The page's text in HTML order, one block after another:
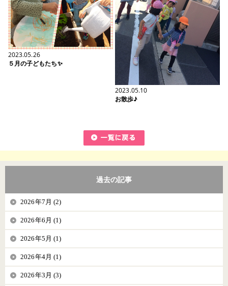
2023.05.26
５月の子どもたち✨
2023.05.10
お散歩♪
過去の記事
2026年7月 (2)
2026年6月 (1)
2026年5月 (1)
2026年4月 (1)
2026年3月 (3)